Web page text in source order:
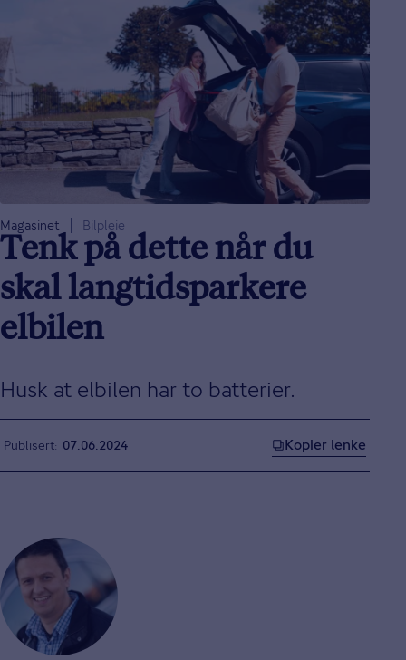
Magasinet Bilpleie
Tenk på dette når du
skal langtidsparkere
elbilen
Husk at elbilen har to batterier.
Publisert 07.06.2024 Kopier lenke